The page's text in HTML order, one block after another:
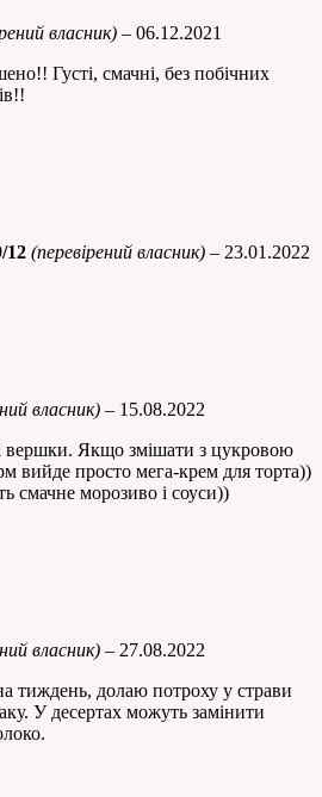
власник) – 06.12.2021
Густі, смачні, без побічних
12 (перевірений власник) – 23.01.2022
власник) – 15.08.2022
вершки. Якщо змішати з цукровою
вийде просто мега-крем для торта))
смачне морозиво і соуси))
власник) – 27.08.2022
тиждень, долаю потроху у страви
У десертах можуть замінити